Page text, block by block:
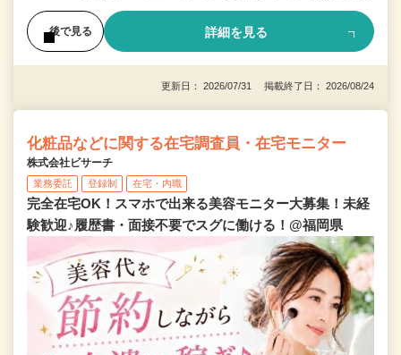
後で見る 詳細を見る
更新日： 2026/07/31 掲載終了日： 2026/08/24
化粧品などに関する在宅調査員・在宅モニター
株式会社ビサーチ
業務委託 登録制 在宅・内職
完全在宅OK！スマホで出来る美容モニター大募集！未経
験歓迎♪履歴書・面接不要でスグに働ける！@福岡県